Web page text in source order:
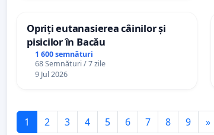
Opriți eutanasierea câinilor și
pisicilor în Bacău
1 600 semnături
68 Semnături / 7 zile
9 Jul 2026
1 2 3 4 5 6 7 8 9 »